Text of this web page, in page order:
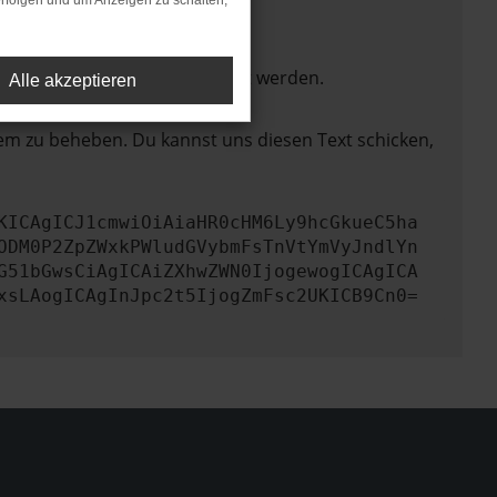
nicht mehr unterstützt werden.
zu beheben. Du kannst uns diesen Text schicken,
Alle akzeptieren